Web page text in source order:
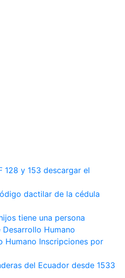
128 y 153 descargar el
dactilar de la cédula
tiene una persona
Humano
Humano Inscripciones por
del Ecuador desde 1533